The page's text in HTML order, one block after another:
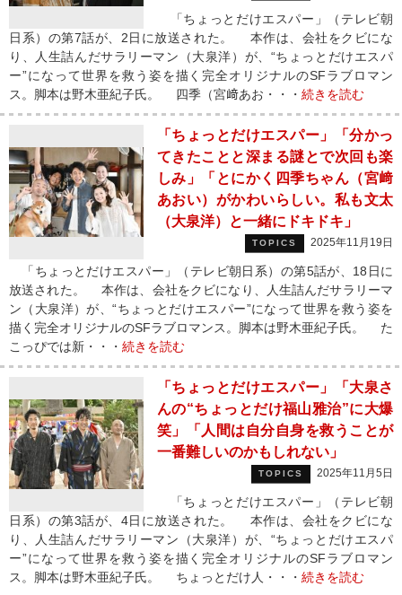
「ちょっとだけエスパー」（テレビ朝
日系）の第7話が、2日に放送された。 本作は、会社をクビにな
り、人生詰んだサラリーマン（大泉洋）が、“ちょっとだけエスパ
ー”になって世界を救う姿を描く完全オリジナルのSFラブロマン
ス。脚本は野木亜紀子氏。 四季（宮﨑あお・・・ 続きを読む
「ちょっとだけエスパー」「分かっ
てきたことと深まる謎とで次回も楽
しみ」「とにかく四季ちゃん（宮﨑
あおい）がかわいらしい。私も文太
（大泉洋）と一緒にドキドキ」
TOPICS 2025年11月19日
「ちょっとだけエスパー」（テレビ朝日系）の第5話が、18日に
放送された。 本作は、会社をクビになり、人生詰んだサラリーマ
ン（大泉洋）が、“ちょっとだけエスパー”になって世界を救う姿を
描く完全オリジナルのSFラブロマンス。脚本は野木亜紀子氏。 た
こっぴでは新・・・ 続きを読む
「ちょっとだけエスパー」「大泉さ
んの“ちょっとだけ福山雅治”に大爆
笑」「人間は自分自身を救うことが
一番難しいのかもしれない」
TOPICS 2025年11月5日
「ちょっとだけエスパー」（テレビ朝
日系）の第3話が、4日に放送された。 本作は、会社をクビにな
り、人生詰んだサラリーマン（大泉洋）が、“ちょっとだけエスパ
ー”になって世界を救う姿を描く完全オリジナルのSFラブロマン
ス。脚本は野木亜紀子氏。 ちょっとだけ人・・・ 続きを読む